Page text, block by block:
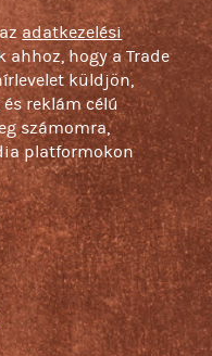
adatkezelési
ahhoz, hogy a Trade
küldjön,
reklám célú
számomra,
platformokon